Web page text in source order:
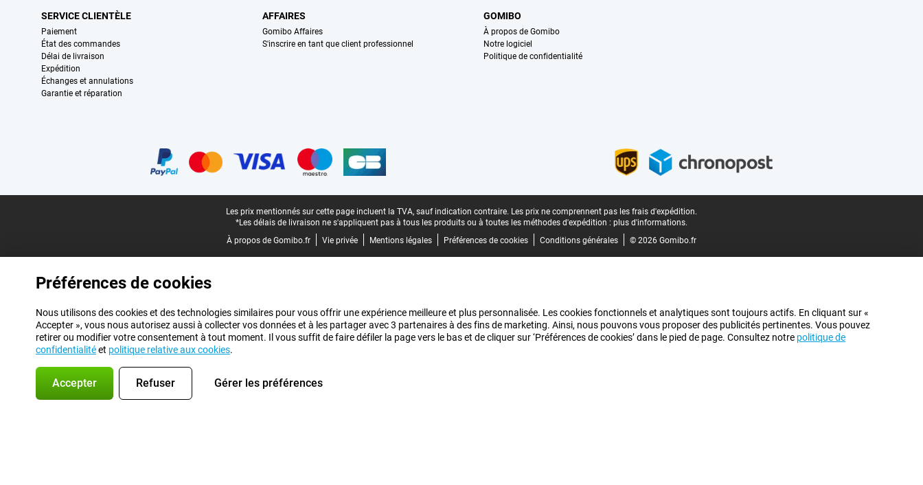
SERVICE CLIENTÈLE
Paiement
État des commandes
Délai de livraison
Expédition
Échanges et annulations
Garantie et réparation
AFFAIRES
Gomibo Affaires
S'inscrire en tant que client professionnel
GOMIBO
À propos de Gomibo
Notre logiciel
Politique de confidentialité
Les prix mentionnés sur cette page incluent la TVA, sauf indication contraire. Les prix ne comprennent pas les frais d'expédition.
*Les délais de livraison ne s'appliquent pas à tous les produits ou à toutes les méthodes d'expédition : plus d'informations.
À propos de Gomibo.fr
Vie privée Mentions légales Préférences de cookies Conditions générales © 2026 Gomibo.fr
Préférences de cookies
Nous utilisons des cookies et des technologies similaires pour vous offrir une expérience meilleure et plus personnalisée. Les cookies fonctionnels et analytiques sont toujours actifs. En cliquant sur «
Accepter », vous nous autorisez aussi à collecter vos données et à les partager avec 3 partenaires à des fins de marketing. Ainsi, nous pouvons vous proposer des publicités pertinentes. Vous pouvez
retirer ou modifier votre consentement à tout moment. Il vous suffit de faire défiler la page vers le bas et de cliquer sur ‘Préférences de cookies’ dans le pied de page. Consultez notre politique de
confidentialitéet politique relative aux cookies.
Accepter Refuser Gérer les préférences